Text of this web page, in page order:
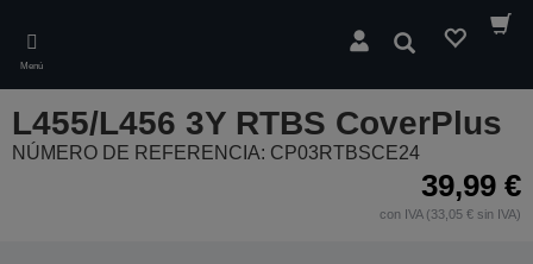
main
content
Menú
Buscar
L455/L456 3Y RTBS CoverPlus
NÚMERO DE REFERENCIA: CP03RTBSCE24
39,99 €
con IVA (33,05 € sin IVA)